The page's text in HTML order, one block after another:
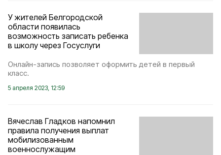
У жителей Белгородской
области появилась
возможность записать ребенка
в школу через Госуслуги
Онлайн-запись позволяет оформить детей в первый
класс.
5 апреля 2023, 12:59
Вячеслав Гладков напомнил
правила получения выплат
мобилизованным
военнослужащим